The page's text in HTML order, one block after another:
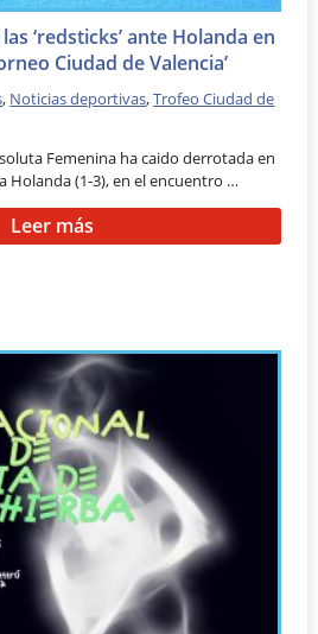
‘redsticks’ ante Holanda en
Ciudad de Valencia’
, Noticias deportivas,Trofeo Ciudad de
Femenina ha caido derrotada en
Holanda (1-3), en el encuentro …
Leer más